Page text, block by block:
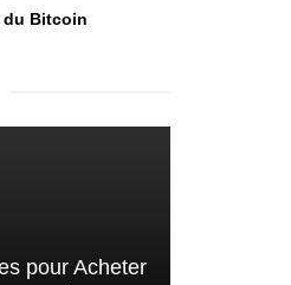
du Bitcoin
pour Acheter